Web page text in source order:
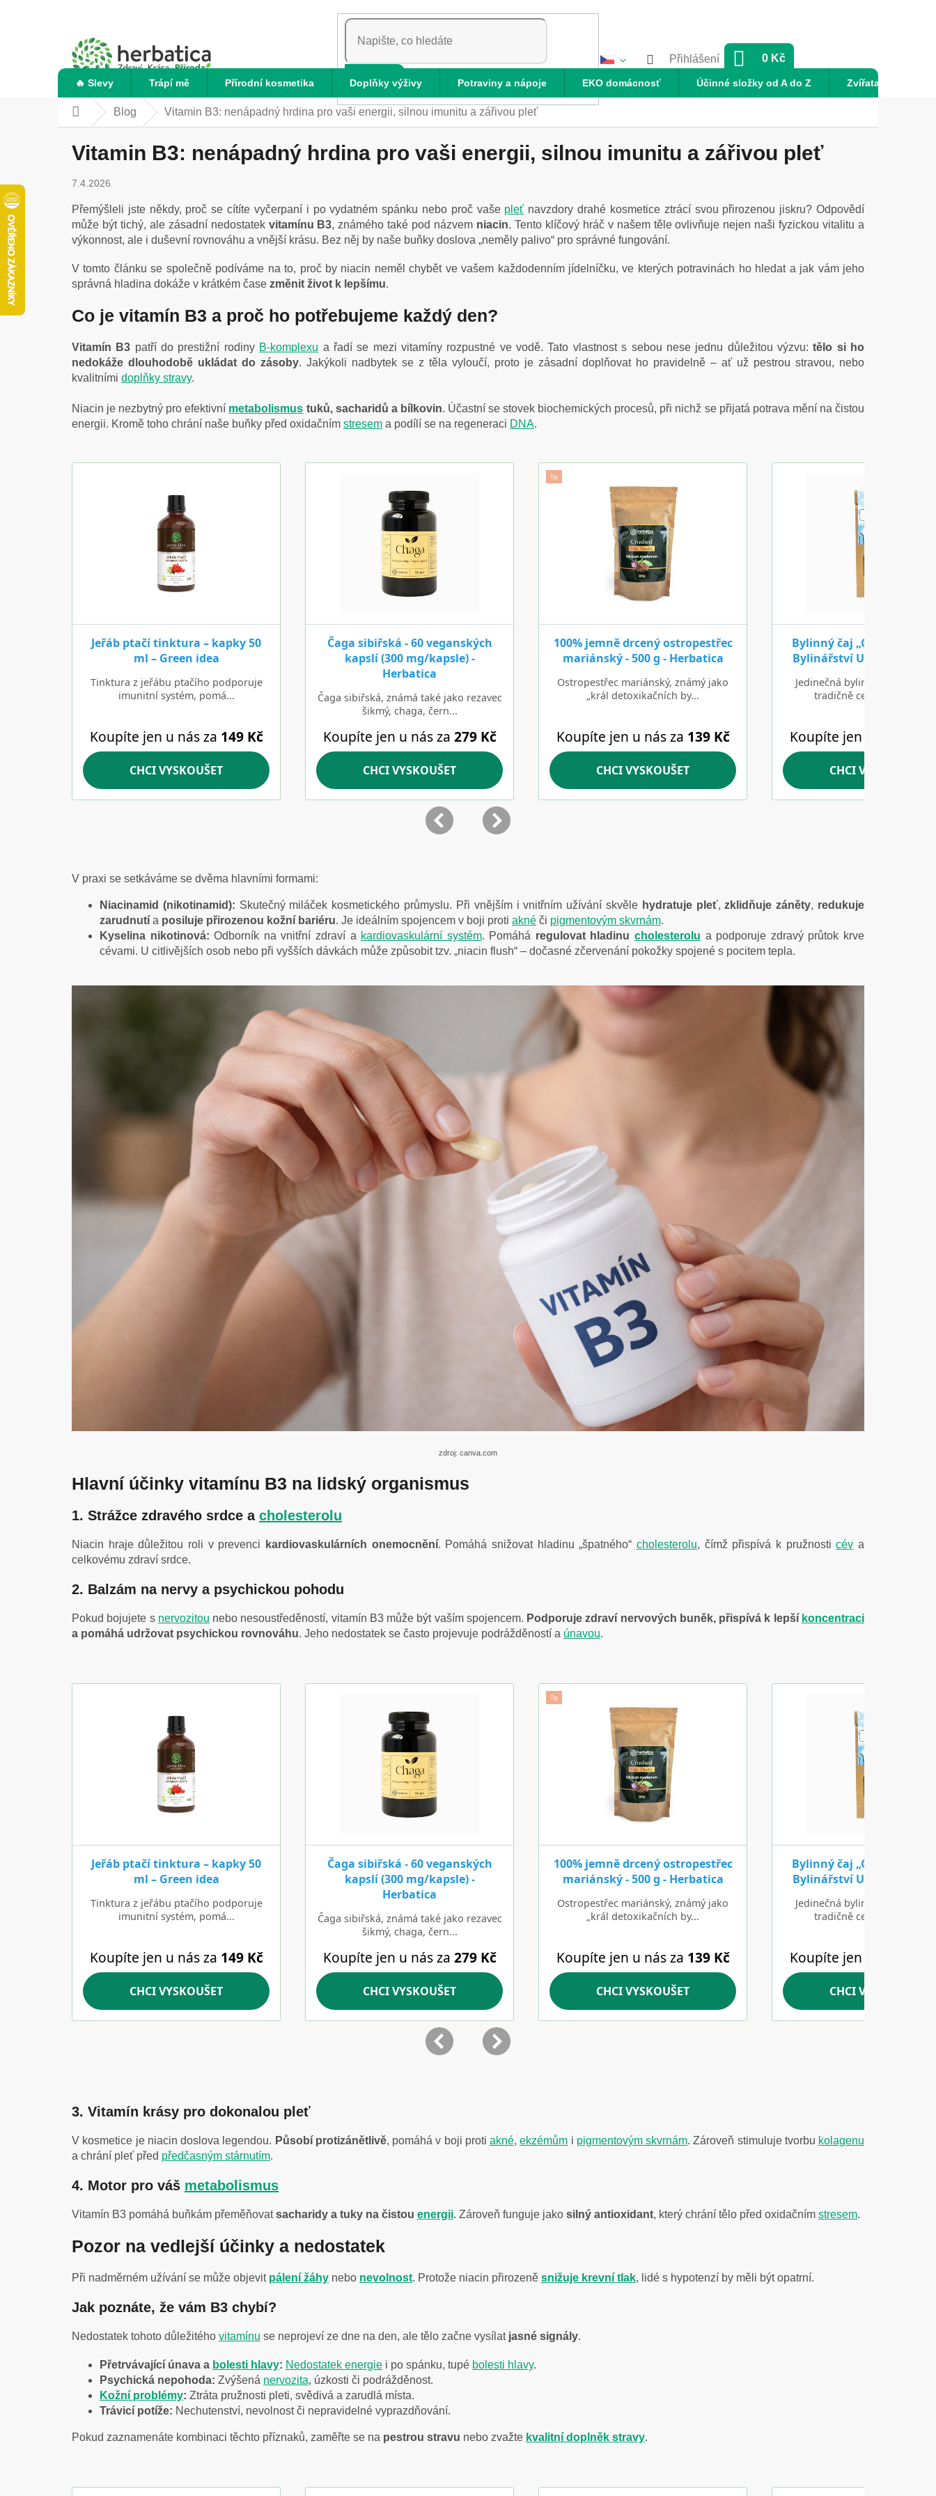
HLEDAT
Přihlášení
NÁKUPNÍ
0 Kč
🔥 Slevy Trápí mě Přírodní kosmetika Doplňky výživy Potraviny a nápoje EKO domácnosť Účinné složky od A do Z Zvířata
Domů Blog Vitamin B3: nenápadný hrdina pro vaši energii, silnou imunitu a zářivou pleť
Vitamin B3: nenápadný hrdina pro vaši energii, silnou imunitu a zářivou pleť
7.4.2026
Přemýšleli jste někdy, proč se cítíte vyčerpaní i po vydatném spánku nebo proč vaše pleť navzdory drahé kosmetice ztrácí svou přirozenou jiskru? Odpovědí
může být tichý, ale zásadní nedostatek vitamínu B3, známého také pod názvem niacin. Tento klíčový hráč v našem těle ovlivňuje nejen naši fyzickou vitalitu a
výkonnost, ale i duševní rovnováhu a vnější krásu. Bez něj by naše buňky doslova „neměly palivo“ pro správné fungování.
V tomto článku se společně podíváme na to, proč by niacin neměl chybět ve vašem každodenním jídelníčku, ve kterých potravinách ho hledat a jak vám jeho
správná hladina dokáže v krátkém čase změnit život k lepšímu.
Co je vitamín B3 a proč ho potřebujeme každý den?
Vitamín B3 patří do prestižní rodiny B-komplexu a řadí se mezi vitamíny rozpustné ve vodě. Tato vlastnost s sebou nese jednu důležitou výzvu:tělo si ho
nedokáže dlouhodobě ukládat do zásoby. Jakýkoli nadbytek se z těla vyloučí, proto je zásadní doplňovat ho pravidelně – ať už pestrou stravou, nebo
kvalitními doplňky stravy.
Niacin je nezbytný pro efektivní metabolismus tuků, sacharidů a bílkovin. Účastní se stovek biochemických procesů, při nichž se přijatá potrava mění na čistou
energii. Kromě toho chrání naše buňky před oxidačním stresem a podílí se na regeneraci DNA.
V praxi se setkáváme se dvěma hlavními formami:
Niacinamid (nikotinamid): Skutečný miláček kosmetického průmyslu. Při vnějším i vnitřním užívání skvěle hydratuje pleť,zklidňuje záněty, redukuje
zarudnutí a posiluje přirozenou kožní bariéru. Je ideálním spojencem v boji proti akné či pigmentovým skvrnám.
Kyselina nikotinová: Odborník na vnitřní zdraví a kardiovaskulární systém. Pomáhá regulovat hladinucholesterolu a podporuje zdravý průtok krve
cévami. U citlivějších osob nebo při vyšších dávkách může způsobit tzv. „niacin flush“ – dočasné zčervenání pokožky spojené s pocitem tepla.
zdroj: canva.com
Hlavní účinky vitamínu B3 na lidský organismus
1. Strážce zdravého srdce a cholesterolu
Niacin hraje důležitou roli v prevenci kardiovaskulárních onemocnění. Pomáhá snižovat hladinu „špatného“cholesterolu, čímž přispívá k pružnosticév a
celkovému zdraví srdce.
2. Balzám na nervy a psychickou pohodu
Pokud bojujete s nervozitou nebo nesoustředěností, vitamín B3 může být vaším spojencem. Podporuje zdraví nervových buněk, přispívá k lepší koncentraci
a pomáhá udržovat psychickou rovnováhu. Jeho nedostatek se často projevuje podrážděností a únavou.
3. Vitamín krásy pro dokonalou pleť
V kosmetice je niacin doslova legendou. Působí protizánětlivě, pomáhá v boji proti akné,ekzémům i pigmentovým skvrnám. Zároveň stimuluje tvorbu kolagenu
a chrání pleť před předčasným stárnutím.
4. Motor pro váš metabolismus
Vitamín B3 pomáhá buňkám přeměňovatsacharidy a tuky na čistou energii. Zároveň funguje jako silný antioxidant, který chrání tělo před oxidačním stresem.
Pozor na vedlejší účinky a nedostatek
Při nadměrném užívání se může objevit pálení žáhy nebo nevolnost. Protože niacin přirozeně snižuje krevní tlak, lidé s hypotenzí by měli být opatrní.
Jak poznáte, že vám B3 chybí?
Nedostatek tohoto důležitého vitamínu se neprojeví ze dne na den, ale tělo začne vysílat jasné signály.
Přetrvávající únava a bolesti hlavy: Nedostatek energie i po spánku, tupé bolesti hlavy.
Psychická nepohoda: Zvýšená nervozita, úzkosti či podrážděnost.
Kožní problémy: Ztráta pružnosti pleti, svědivá a zarudlá místa.
Trávicí potíže: Nechutenství, nevolnost či nepravidelné vyprazdňování.
Pokud zaznamenáte kombinaci těchto příznaků, zaměřte se na pestrou stravu nebo zvažte kvalitní doplněk stravy.